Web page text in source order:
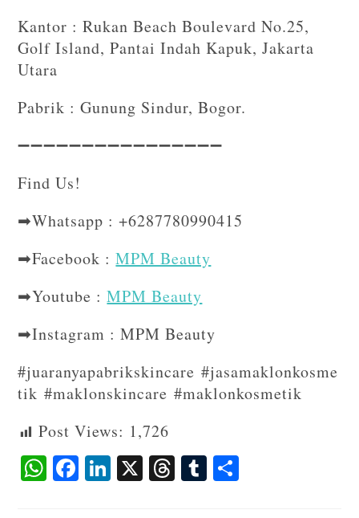
Kantor : Rukan Beach Boulevard No.25,
Golf Island, Pantai Indah Kapuk, Jakarta
Utara
Pabrik : Gunung Sindur, Bogor.
➖➖➖➖➖➖➖➖➖➖➖➖➖➖➖➖⁣⁣⁣
Find Us!⁣⁣⁣
➡Whatsapp : +6287780990415
➡Facebook :MPM Beauty
➡Youtube :MPM Beauty
➡Instagram : MPM Beauty
#juaranyapabrikskincare #jasamaklonkosme
tik #maklonskincare #maklonkosmetik
Post Views: 1,726
W
ha
F
ac
Li
n
X T
hr
T
u